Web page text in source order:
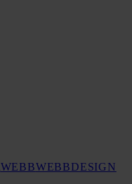
WEBBWEBBDESIGN